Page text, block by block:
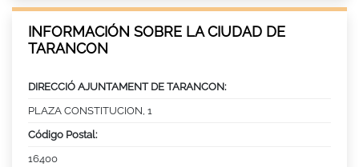
INFORMACIÓN SOBRE LA CIUDAD DE
TARANCON
DIRECCIÓ AJUNTAMENT DE TARANCON:
PLAZA CONSTITUCION, 1
Código Postal:
16400